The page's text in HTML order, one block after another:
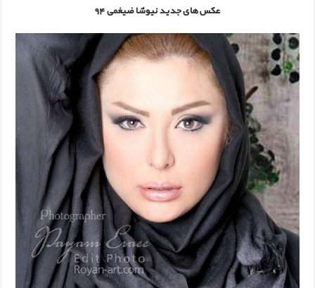
عکس های جدید نیوشا ضیغمی 94